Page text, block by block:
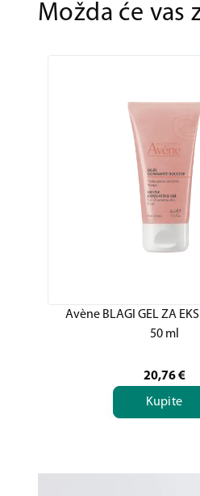
Možda će vas
Avène BLAGI GEL ZA
50 ml
20,76 €
Kupite